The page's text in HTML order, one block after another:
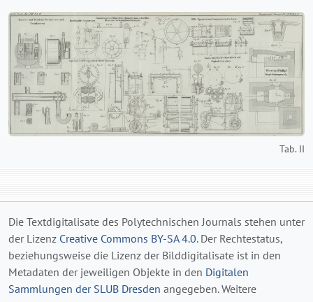
Tab. II
Die Textdigitalisate des Polytechnischen Journals stehen unter
der Lizenz Creative Commons BY-SA 4.0. Der Rechtestatus,
beziehungsweise die Lizenz der Bilddigitalisate ist in den
Metadaten der jeweiligen Objekte in den Digitalen
Sammlungen der SLUB Dresden angegeben. Weitere